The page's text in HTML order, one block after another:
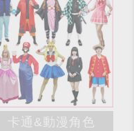
卡通&動漫角色